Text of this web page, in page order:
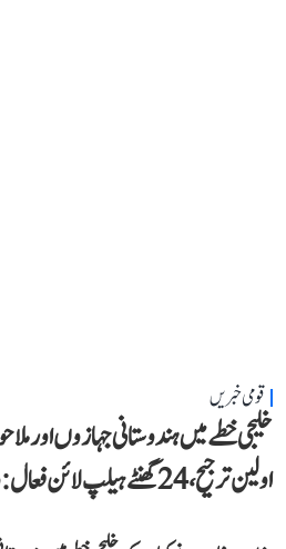
قومی خبریں
خلیجی خطے میں ہندوستانی جہازوں
اولین ترجیح، 24 گھنٹے ہیلپ لائن فعال: وزارتِ خارجہ